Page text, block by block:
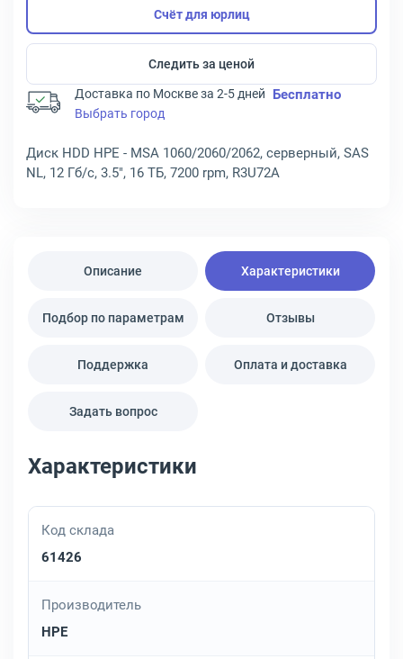
Счёт для юрлиц
Следить за ценой
Доставка по Москве за 2-5 дней Бесплатно
Выбрать город
Диск HDD HPE - MSA 1060/2060/2062, серверный, SAS
NL, 12 Гб/с, 3.5", 16 ТБ, 7200 rpm, R3U72A
Описание Характеристики
Подбор по параметрам Отзывы
Поддержка Оплата и доставка
Задать вопрос
Характеристики
Код склада
61426
Производитель
HPE